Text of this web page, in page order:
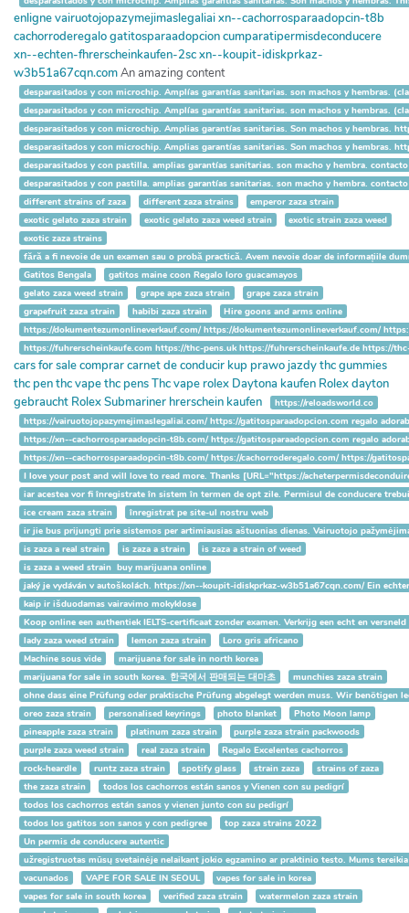
enlignevairuotojopazymejimaslegaliaixn--cachorrosparaadopcin-t8b
cachorroderegalogatitosparaadopcioncumparatipermisdeconducere
xn--echten-fhrerscheinkaufen-2scxn--koupit-idiskprkaz-
w3b51a67cqn.comAn amazing content
desparasitados y con microchip. Amplías garantías sanitarias. son machos y hembras.
desparasitados y con microchip. Amplías garantías sanitarias. son machos y hembras.
desparasitados y con microchip. Amplias garantías sanitarias. Son machos y hembras.
desparasitados y con microchip. Amplias garantías sanitarias. Son machos y hembras.
desparasitados y con pastilla. amplias garantías sanitarias. son macho y hembra.
desparasitados y con pastilla. amplias garantías sanitarias. son macho y hembra.
different strains of zaza
different zaza strains
emperor zaza strain
exotic gelato zaza strain
exotic gelato zaza weed strain
exotic strain zaza weed
exotic zaza strains
fără a fi nevoie de un examen sau o probă practică. Avem nevoie doar de informațiile
Gatitos Bengala
gatitos maine coon Regalo loro guacamayos
gelato zaza weed strain
grape ape zaza strain
grape zaza strain
grapefruit zaza strain
habibi zaza strain
Hire goons and arms online
https://dokumentezumonlineverkauf.com/ https://dokumentezumonlineverkauf.com/
https://fuhrerscheinkaufe.com https://thc-pens.uk https://fuhrerscheinkaufe.de https://
cars for salecomprar carnet de conducir kup prawo jazdythc gummies
thc penthc vapethc pensThc vape rolex Daytona kaufen Rolex dayton
gebraucht Rolex Submariner hrerschein kaufen
https://reloadsworld.co
https://vairuotojopazymejimaslegaliai.com/ https://gatitosparaadopcion.com regalo
https://xn--cachorrosparaadopcin-t8b.com/ https://gatitosparaadopcion.com regalo
https://xn--cachorrosparaadopcin-t8b.com/ https://cachorroderegalo.com/ https://
I love your post and will love to read more. Thanks [URL="https://
iar acestea vor fi înregistrate în sistem în termen de opt zile. Permisul de conducere
ice cream zaza strain
înregistrat pe site-ul nostru web
ir jie bus prijungti prie sistemos per artimiausias aštuonias dienas. Vairuotojo
is zaza a real strain
is zaza a strain
is zaza a strain of weed
is zaza a weed strain buy marijuana online
jaký je vydáván v autoškolách. https://xn--koupit-idiskprkaz-w3b51a67cqn.com/ Ein
kaip ir išduodamas vairavimo mokyklose
Koop online een authentiek IELTS-certificaat zonder examen. Verkrijg een echt en
lady zaza weed strain
lemon zaza strain
Loro gris africano
Machine sous vide
marijuana for sale in north korea
marijuana for sale in south korea. 한국에서 판매되는 대마초
munchies zaza strain
ohne dass eine Prüfung oder praktische Prüfung abgelegt werden muss. Wir benötigen
oreo zaza strain
personalised keyrings photo blanket
Photo Moon lamp
pineapple zaza strain
platinum zaza strain
purple zaza strain packwoods
purple zaza weed strain
real zaza strain
Regalo Excelentes cachorros
rock-heardle
runtz zaza strain spotify glass strain zaza
strains of zaza
the zaza strain
todos los cachorros están sanos y Vienen con su pedigrí
todos los cachorros están sanos y vienen junto con su pedigrí
todos los gatitos son sanos y con pedigree
top zaza strains 2022
Un permis de conducere autentic
užregistruotas mūsų svetainėje nelaikant jokio egzamino ar praktinio testo. Mums
vacunados
VAPE FOR SALE IN SEOUL
vapes for sale in korea
vapes for sale in south korea
verified zaza strain
watermelon zaza strain